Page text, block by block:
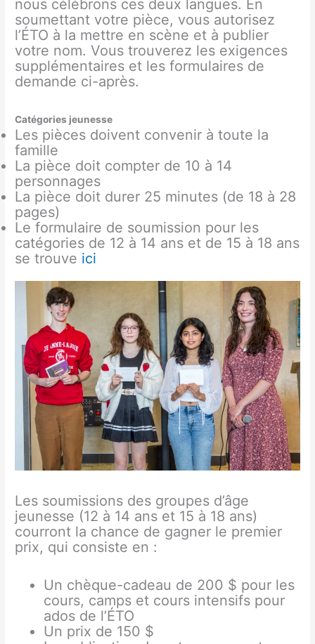
nous célébrons ces deux langues. En
soumettant votre pièce, vous autorisez
l’ÉTO à la mettre en scène et à publier
votre nom. Vous trouverez les exigences
supplémentaires et les formulaires de
demande ci-après.
Catégories jeunesse
Les pièces doivent convenir à toute la
famille
La pièce doit compter de 10 à 14
personnages
La pièce doit durer 25 minutes (de 18 à 28
pages)
Le formulaire de soumission pour les
catégories de 12 à 14 ans et de 15 à 18 ans
se trouve ici
Les soumissions des groupes d’âge
jeunesse (12 à 14 ans et 15 à 18 ans)
courront la chance de gagner le premier
prix, qui consiste en :
Un chèque-cadeau de 200 $ pour les
cours, camps et cours intensifs pour
ados de l’ÉTO
Un prix de 150 $